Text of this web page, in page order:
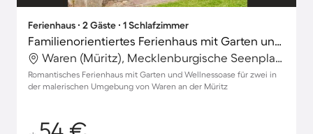
Ferienhaus ∙ 2 Gäste ∙ 1 Schlafzimmer
Familienorientiertes Ferienhaus mit Garten und Grill
Waren (Müritz), Mecklenburgische Seenplatte, Deutschland
Romantisches Ferienhaus mit Garten und Wellnessoase für zwei in
der malerischen Umgebung von Waren an der Müritz